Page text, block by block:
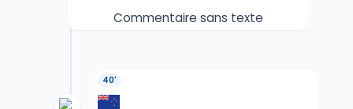
Commentaire sans texte
40'